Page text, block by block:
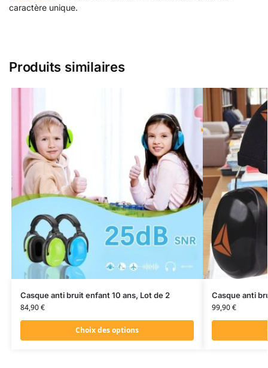
caractère unique.
Produits similaires
Casque anti bruit enfant 10 ans, Lot de 2
84,90€
Choix des options
Casque anti
99,90€